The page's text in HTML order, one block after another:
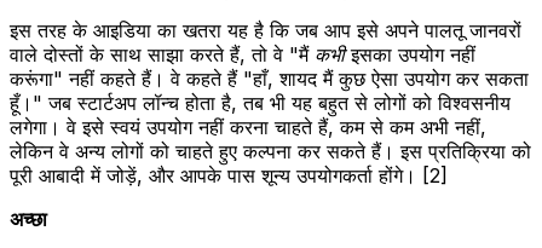
इस तरह के आइडिया का खतरा यह है कि जब आप इसे अपने पालतू जानवरों
वाले दोस्तों के साथ साझा करते हैं, तो वे "मैं कभीइसका उपयोग नहीं
करूंगा" नहीं कहते हैं। वे कहते हैं "हाँ, शायद मैं कुछ ऐसा उपयोग कर सकता
हूँ।" जब स्टार्टअप लॉन्च होता है, तब भी यह बहुत से लोगों को विश्वसनीय
लगेगा। वे इसे स्वयं उपयोग नहीं करना चाहते हैं, कम से कम अभी नहीं,
लेकिन वे अन्य लोगों को चाहते हुए कल्पना कर सकते हैं। इस प्रतिक्रिया को
पूरी आबादी में जोड़ें, और आपके पास शून्य उपयोगकर्ता होंगे। [2]
अच्छा